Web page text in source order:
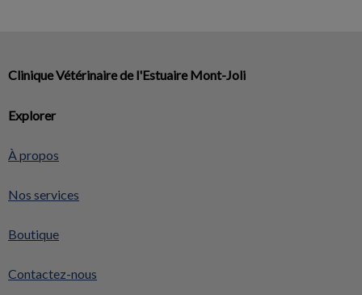
Explorer
À propos
Nos services
Boutique
Contactez-nous
Clinique Vétérinaire de l'Estuaire Mont-Joli